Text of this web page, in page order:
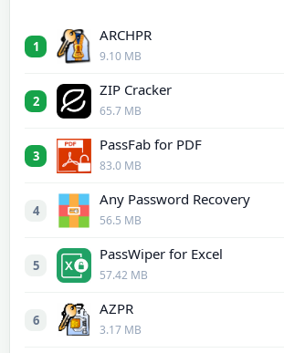
1
ARCHPR
9.10 MB
2
ZIP Cracker
65.7 MB
3
PassFab for PDF
83.0 MB
4
Any Password Recovery
56.5 MB
5
PassWiper for Excel
57.42 MB
6
AZPR
3.17 MB